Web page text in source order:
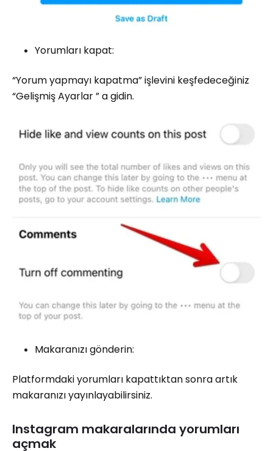
Yorumları kapat:
“Yorum yapmayı kapatma” işlevini keşfedeceğiniz
“Gelişmiş Ayarlar ” a gidin.
Makaranızı gönderin:
Platformdaki yorumları kapattıktan sonra artık
makaranızı yayınlayabilirsiniz.
Instagram makaralarında yorumları
açmak